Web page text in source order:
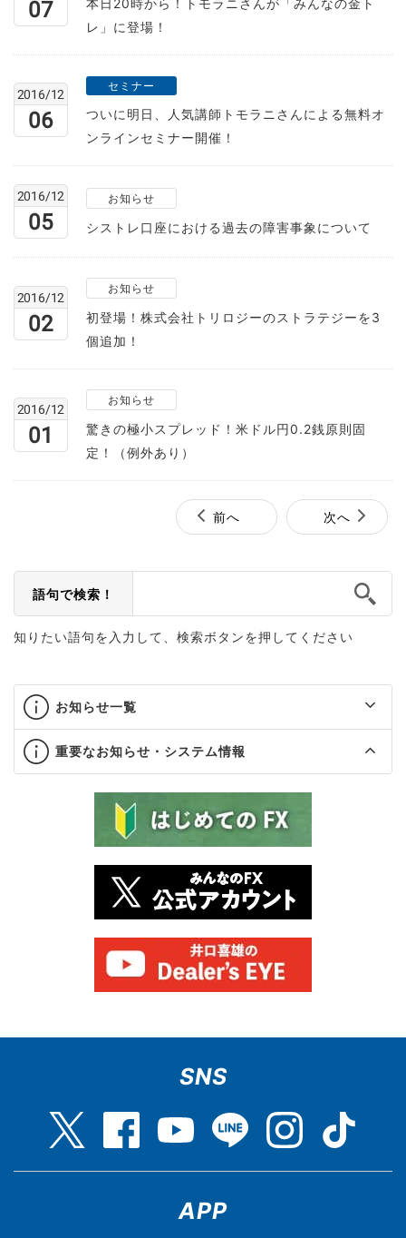
07
本日20時から！トモラニさんが「みんなの金ト
レ」に登場！
2016/12
06
セミナー
ついに明日、人気講師トモラニさんによる無料オ
ンラインセミナー開催！
2016/12
05
お知らせ
シストレ口座における過去の障害事象について
2016/12
02
お知らせ
初登場！株式会社トリロジーのストラテジーを3
個追加！
2016/12
01
お知らせ
驚きの極小スプレッド！米ドル円0.2銭原則固
定！（例外あり）
前へ 次へ
語句で検索！
知りたい語句を入力して、検索ボタンを押してください
お知らせ一覧
重要なお知らせ・システム情報
SNS
APP